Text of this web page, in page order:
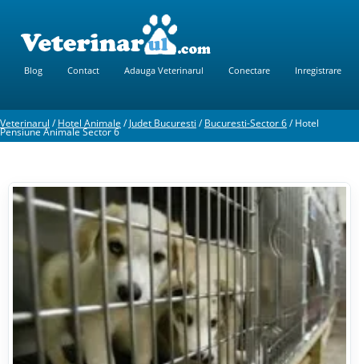
Blog Contact Adauga Veterinarul Conectare Inregistrare
Veterinarul /Hotel Animale /Judet Bucuresti /Bucuresti-Sector 6/Hotel
Pensiune Animale Sector 6